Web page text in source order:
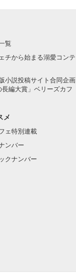
覧
チから始まる溺愛コンテ
小説投稿サイト合同企画
長編大賞」ベリーズカフ
メ
ェ特別連載
ンバー
クナンバー